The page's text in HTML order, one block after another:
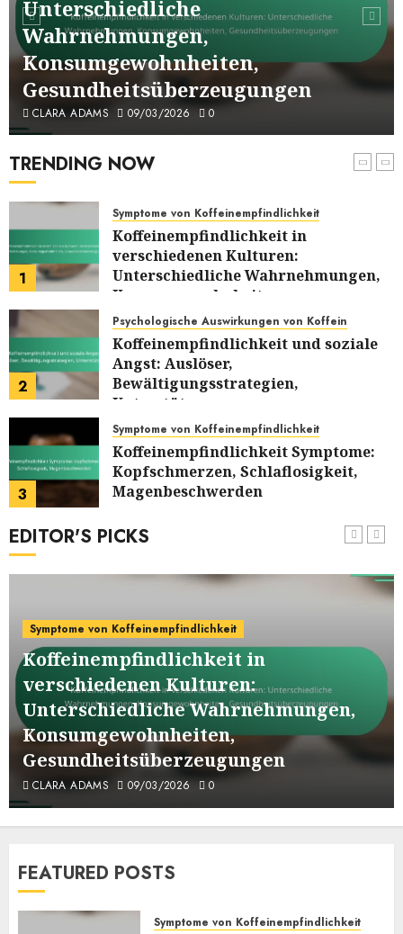
Unterschiedliche
Wahrnehmungen,
Konsumgewohnheiten,
Gesundheitsüberzeugungen
CLARA ADAMS 09/03/2026 0
TRENDING NOW
6
Koffein und Angststörungen:
Verbindungen,
Forschungsergebnisse,
Behandlungsoptionen
06/03/2026 0
7
Symptome von Koffeinempfindlichkeit
Bewältigungsstrategien
1
Symptome von Koffeinempfindlichkeit
Koffeinempfindlichkeit in
verschiedenen Kulturen:
Unterschiedliche Wahrnehmungen,
Konsumgewohnheiten,
Gesundheitsüberzeugungen
09/03/2026 0
2
Psychologische Auswirkungen von Koffein
Koffeinempfindlichkeit und soziale
Angst: Auslöser,
Bewältigungsstrategien,
Unterstützung
09/03/2026 0
3
Symptome von Koffeinempfindlichkeit
Koffeinempfindlichkeit Symptome:
Kopfschmerzen, Schlaflosigkeit,
Magenbeschwerden
Koffeinaufnahme verwalten
Situationen: Veranstaltungen
Alternativen
09/03/2026 0
5
Symptome von Koffeinempfindlichkeit
Identifizierung von
Koffeinempfindlichkeit:
Selbstbewertung, Professionelle
Diagnose, Symptomerfassung
06/03/2026
Psychologische Auswirkungen von Koffein
Koffein und Angststörungen:
Verbindungen,
Koffeinempfindlichkeit und Stress:
Bewältigungsstrategien
EDITOR'S PICKS
Symptome von Koffeinempfindlichkeit
Koffeinempfindlichkeit in
verschiedenen Kulturen:
Unterschiedliche Wahrnehmungen,
Konsumgewohnheiten,
Gesundheitsüberzeugungen
CLARA ADAMS 09/03/2026 0
FEATURED POSTS
Symptome von Koffeinempfindlichkeit